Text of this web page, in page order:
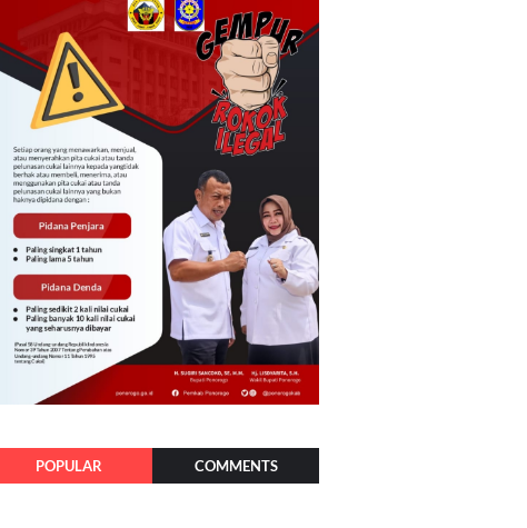
POPULAR COMMENTS